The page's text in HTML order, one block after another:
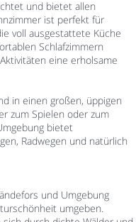
und bietet allen
ist perfekt für
voll ausgestattete Küche
Schlafzimmern
eine erholsame
in einen großen, üppigen
zum Spielen oder zum
bietet
Radwegen und natürlich
und Umgebung
umgeben.